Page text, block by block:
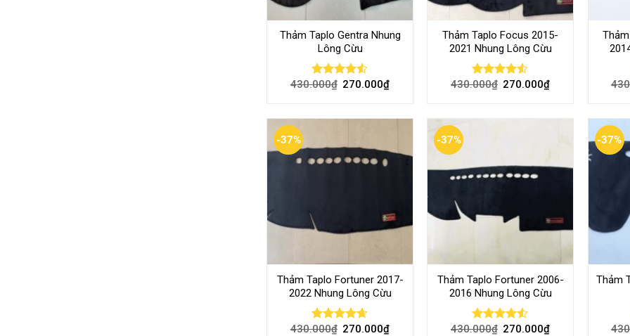
Thảm Taplo Gentra Nhung
Lông Cừu
Rated
430.000₫ 270.000₫
Thảm Taplo Focus 2015-
2021 Nhung Lông Cừu
Rated
430.000₫ 270.000₫
-37%
Thảm Taplo Fortuner 2017-
2022 Nhung Lông Cừu
Rated4.62
430.000₫ 270.000₫
-37%
Thảm Taplo Fortuner 2006-
2016 Nhung Lông Cừu
Rated
430.000₫ 270.000₫
-37%
Thảm